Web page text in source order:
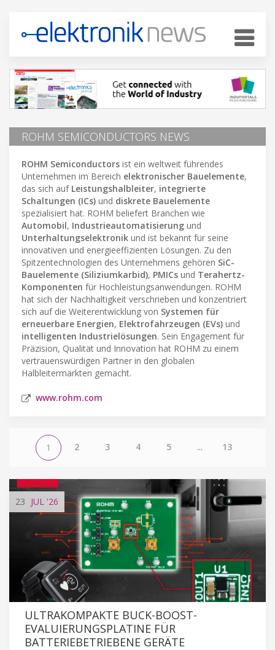
ROHM SEMICONDUCTORS NEWS
ROHM Semiconductors ist ein weltweit führendes
Unternehmen im Bereich elektronischer Bauelemente,
das sich auf Leistungshalbleiter, integrierte
Schaltungen (ICs) und diskrete Bauelemente
spezialisiert hat. ROHM beliefert Branchen wie
Automobil, Industrieautomatisierung und
Unterhaltungselektronik und ist bekannt für seine
innovativen und energieeffizienten Lösungen. Zu den
Spitzentechnologien des Unternehmens gehören SiC-
Bauelemente (Siliziumkarbid), PMICs und Terahertz-
Komponenten für Hochleistungsanwendungen. ROHM
hat sich der Nachhaltigkeit verschrieben und konzentriert
sich auf die Weiterentwicklung von Systemen für
erneuerbare Energien, Elektrofahrzeugen (EVs) und
intelligenten Industrielösungen. Sein Engagement für
Präzision, Qualität und Innovation hat ROHM zu einem
vertrauenswürdigen Partner in den globalen
Halbleitermärkten gemacht.
www.rohm.com
1 2 3 4 5 ... 13
23 JUL '26
ULTRAKOMPAKTE BUCK-BOOST-
EVALUIERUNGSPLATINE FÜR
BATTERIEBETRIEBENE GERÄTE